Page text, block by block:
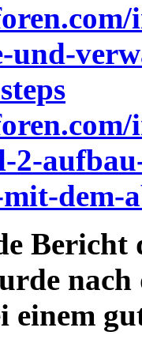
und-
2-
dem-
Bericht
nach
einem